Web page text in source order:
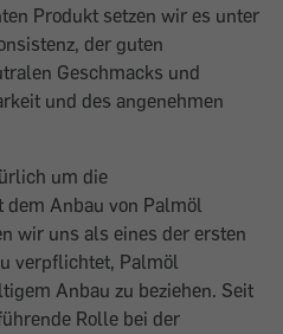
Produkt setzen wir es unter
der guten
Geschmacks und
und des angenehmen
um die
dem Anbau von Palmöl
wir uns als eines der ersten
verpflichtet, Palmöl
Anbau zu beziehen. Seit
Rolle bei der